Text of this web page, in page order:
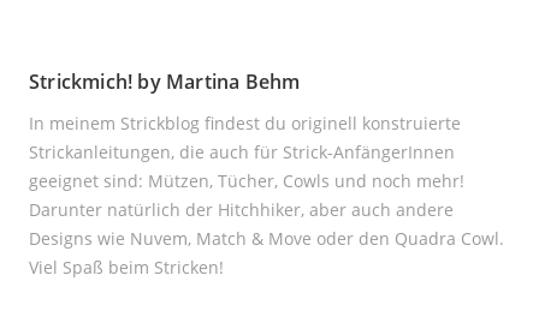
Strickmich! by Martina Behm
In meinem Strickblog findest du originell konstruierte
Strickanleitungen, die auch für Strick-AnfängerInnen
geeignet sind: Mützen, Tücher, Cowls und noch mehr!
Darunter natürlich der Hitchhiker, aber auch andere
Designs wie Nuvem, Match & Move oder den Quadra Cowl.
Viel Spaß beim Stricken!